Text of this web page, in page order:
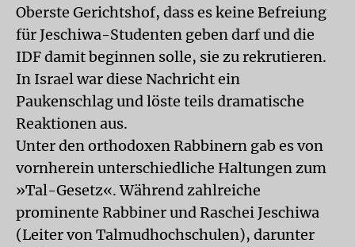
Oberste Gerichtshof, dass es keine Befreiung
für Jeschiwa-Studenten geben darf und die
IDF damit beginnen solle, sie zu rekrutieren.
In Israel war diese Nachricht ein
Paukenschlag und löste teils dramatische
Reaktionen aus.
Unter den orthodoxen Rabbinern gab es von
vornherein unterschiedliche Haltungen zum
»Tal-Gesetz«. Während zahlreiche
prominente Rabbiner und Raschei Jeschiwa
(Leiter von Talmudhochschulen), darunter